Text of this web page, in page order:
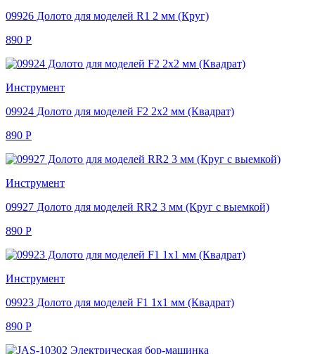
09926 Долото для моделей R1 2 мм (Круг)
890 Р
Инструмент
09924 Долото для моделей F2 2х2 мм (Квадрат)
890 Р
Инструмент
09927 Долото для моделей RR2 3 мм (Круг с выемкой)
890 Р
Инструмент
09923 Долото для моделей F1 1х1 мм (Квадрат)
890 Р